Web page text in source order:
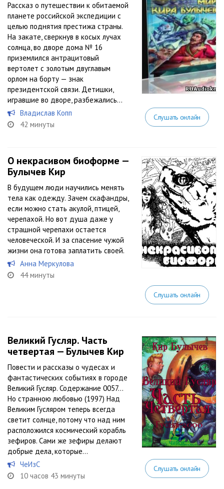
Рассказ о путешествии к обитаемой
планете российской экспедиции с
целью поднятия престижа страны.
На закате, сверкнув в косых лучах
солнца, во дворе дома № 16
приземлился антрацитовый
вертолет с золотым двуглавым
орлом на борту — знак
президентской связи. Детишки,
игравшие во дворе, разбежались...
Владислав Копп
42 минуты
Слушать онлайн
О некрасивом биоформе —
Булычев Кир
В будущем люди научились менять
тела как одежду. Зачем скафандры,
если можно стать акулой, птицей,
черепахой. Но вот душа даже у
страшной черепахи остается
человеческой. И за спасение чужой
жизни она готова заплатить своей.
Анна Меркулова
44 минуты
Слушать онлайн
Великий Гусляр. Часть
четвертая — Булычев Кир
Повести и рассказы о чудесах и
фантастических событиях в городе
Великий Гусляр. Содержание 0057…
Но странною любовью (1997) Над
Великим Гусляром теперь всегда
светит солнце, потому что над ним
расположился космический корабль
зефиров. Сами же зефиры делают
добрые дела, которые...
ЧеИзС
10 часов 43 минуты
Слушать онлайн